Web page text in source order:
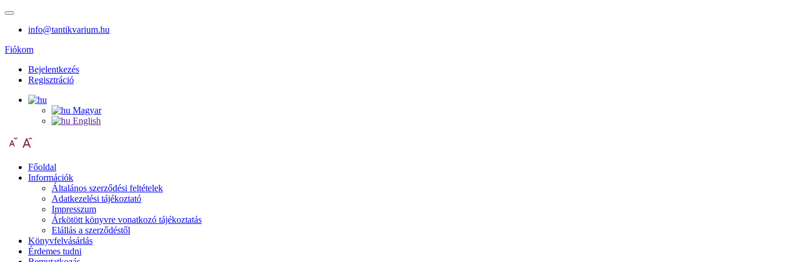
info@tantikvarium.hu
Fiókom
Bejelentkezés
Regisztráció
Magyar
English
Főoldal
Információk
Általános szerződési feltételek
Adatkezelési tájékoztató
Impresszum
Árkötött könyvre vonatkozó tájékoztatás
Elállás a szerződéstől
Könyvfelvásárlás
Érdemes tudni